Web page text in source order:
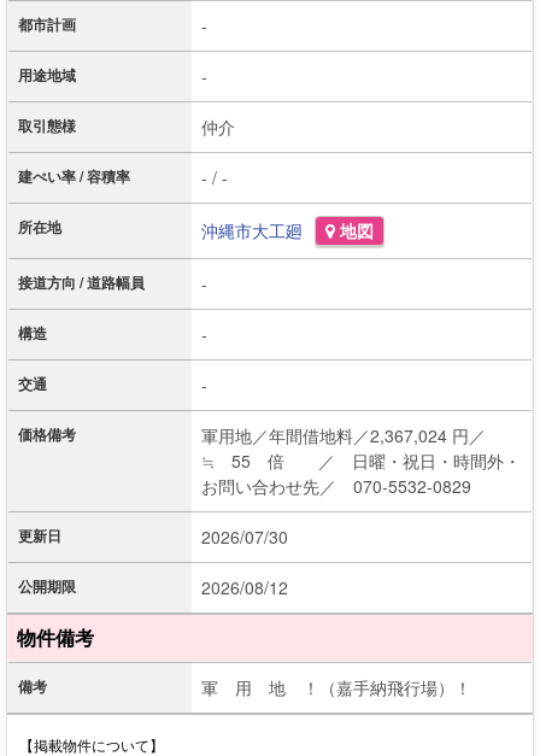
都市計画 -
用途地域 -
取引態様 仲介
建ぺい率 / 容積率 - / -
所在地 沖縄市大工廻 地図
接道方向 / 道路幅員 -
構造 -
交通 -
価格備考
軍用地／年間借地料／2,367,024 円／
≒ 55 倍 ／ 日曜・祝日・時間外・
お問い合わせ先／ 070-5532-0829
更新日 2026/07/30
公開期限 2026/08/12
物件備考
備考 軍 用 地 ！（嘉手納飛行場）！
【掲載物件について】